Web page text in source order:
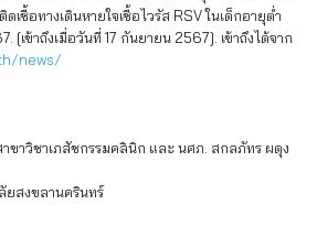
เชื้อทางเดินหายใจเชื้อไวรัส RSV ในเด็กอายุต่ำ
[เข้าถึงเมื่อวันที่ 17 กันยายน 2567]. เข้าถึงได้จาก
news/
ขาวิชาเภสัชกรรมคลินิก และ นศภ. สกลภัทร ผดุง
ยสงขลานครินทร์